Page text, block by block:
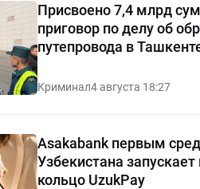
Присвоено 7,4 млрд
приговор по делу об
путепровода в
Криминал4 августа 18:27
Asakabank первым
Узбекистана
кольцо UzukPay